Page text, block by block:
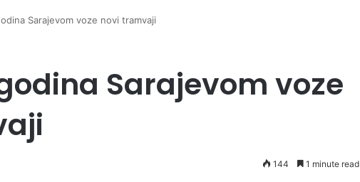
Sarajevom voze novi tramvaji
Sarajevom voze
144 1 minute read